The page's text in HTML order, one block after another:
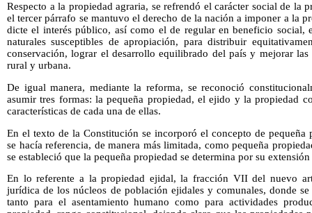
Respecto a la propiedad agraria, se refrendó el carácter social de la
el tercer párrafo se mantuvo el derecho de la nación a imponer a la
dicte el interés público, así como el de regular en beneficio social,
naturales susceptibles de apropiación, para distribuir
conservación, lograr el desarrollo equilibrado del país y mejorar
rural y urbana.
De igual manera, mediante la reforma, se reconoció
asumir tres formas: la pequeña propiedad, el ejido y la propiedad
características de cada una de ellas.
En el texto de la Constitución se incorporó el concepto de pequeña
se hacía referencia, de manera más limitada, como pequeña
se estableció que la pequeña propiedad se determina por su
En lo referente a la propiedad ejidal, la fracción VII del nuevo
jurídica de los núcleos de población ejidales y comunales, donde
tanto para el asentamiento humano como para actividades